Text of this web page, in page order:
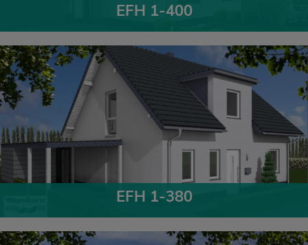
EFH 1-400
EFH 1-380